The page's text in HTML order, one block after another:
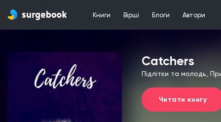
Книги Вірші Блоги Автори
Catchers
Підлітки та молодь,
Читати книгу